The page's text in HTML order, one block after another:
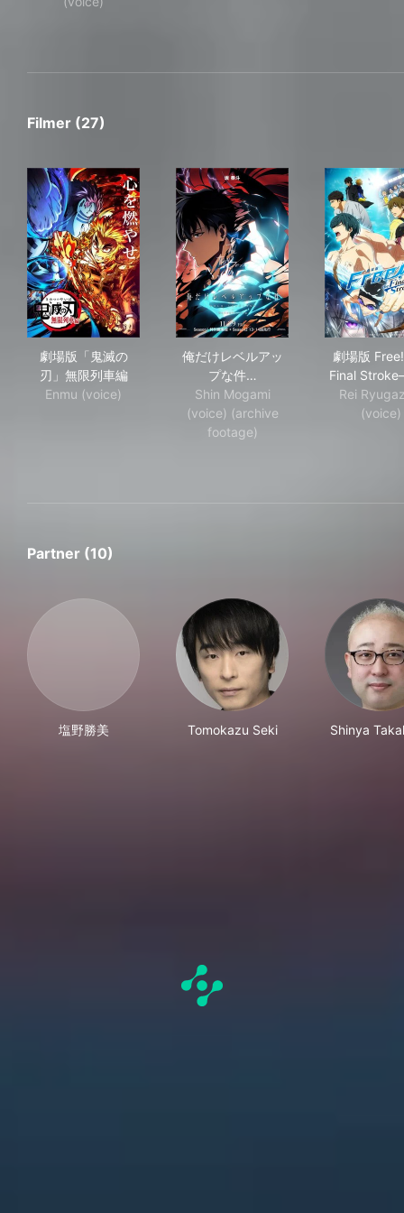
Filmer (27)
劇場版「鬼滅の
刃」無限列車編
Enmu (voice)
俺だけレベルアッ
プな件…
Shin Mogami
(voice) (archive
footage)
劇場版
Final
Rei
(voice)
Partner (10)
塩野勝美 Tomokazu Seki Shinya